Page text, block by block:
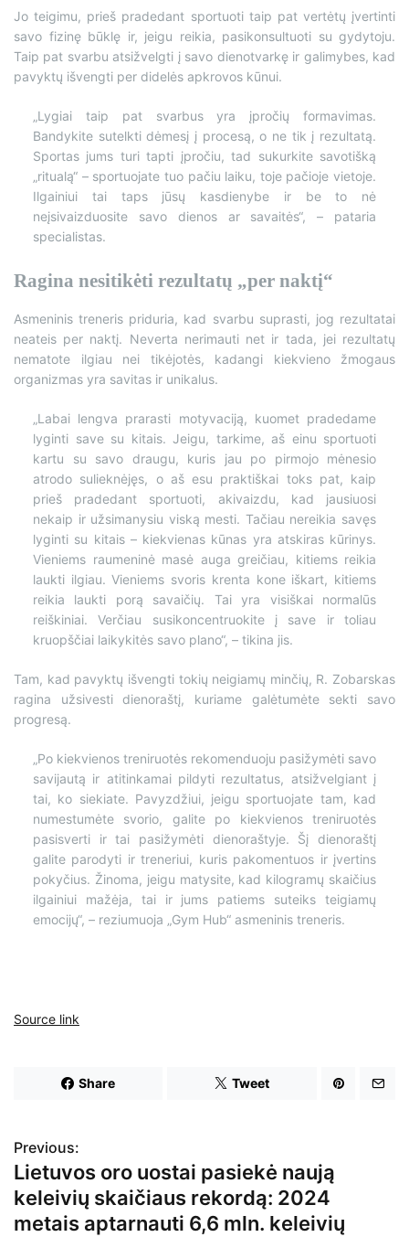
Jo teigimu, prieš pradedant sportuoti taip pat vertėtų įvertinti
savo fizinę būklę ir, jeigu reikia, pasikonsultuoti su gydytoju.
Taip pat svarbu atsižvelgti į savo dienotvarkę ir galimybes, kad
pavyktų išvengti per didelės apkrovos kūnui.
„Lygiai taip pat svarbus yra įpročių formavimas.
Bandykite sutelkti dėmesį į procesą, o ne tik į rezultatą.
Sportas jums turi tapti įpročiu, tad sukurkite savotišką
„ritualą“ – sportuojate tuo pačiu laiku, toje pačioje vietoje.
Ilgainiui tai taps jūsų kasdienybe ir be to nė
neįsivaizduosite savo dienos ar savaitės“, – pataria
specialistas.
Ragina nesitikėti rezultatų „per naktį“
Asmeninis treneris priduria, kad svarbu suprasti, jog rezultatai
neateis per naktį. Neverta nerimauti net ir tada, jei rezultatų
nematote ilgiau nei tikėjotės, kadangi kiekvieno žmogaus
organizmas yra savitas ir unikalus.
„Labai lengva prarasti motyvaciją, kuomet pradedame
lyginti save su kitais. Jeigu, tarkime, aš einu sportuoti
kartu su savo draugu, kuris jau po pirmojo mėnesio
atrodo sulieknėjęs, o aš esu praktiškai toks pat, kaip
prieš pradedant sportuoti, akivaizdu, kad jausiuosi
nekaip ir užsimanysiu viską mesti. Tačiau nereikia savęs
lyginti su kitais – kiekvienas kūnas yra atskiras kūrinys.
Vieniems raumeninė masė auga greičiau, kitiems reikia
laukti ilgiau. Vieniems svoris krenta kone iškart, kitiems
reikia laukti porą savaičių. Tai yra visiškai normalūs
reiškiniai. Verčiau susikoncentruokite į save ir toliau
kruopščiai laikykitės savo plano“, – tikina jis.
Tam, kad pavyktų išvengti tokių neigiamų minčių, R. Zobarskas
ragina užsivesti dienoraštį, kuriame galėtumėte sekti savo
progresą.
„Po kiekvienos treniruotės rekomenduoju pasižymėti savo
savijautą ir atitinkamai pildyti rezultatus, atsižvelgiant į
tai, ko siekiate. Pavyzdžiui, jeigu sportuojate tam, kad
numestumėte svorio, galite po kiekvienos treniruotės
pasisverti ir tai pasižymėti dienoraštyje. Šį dienoraštį
galite parodyti ir treneriui, kuris pakomentuos ir įvertins
pokyčius. Žinoma, jeigu matysite, kad kilogramų skaičius
ilgainiui mažėja, tai ir jums patiems suteiks teigiamų
emocijų“, – reziumuoja „Gym Hub“ asmeninis treneris.
Source link
Share Tweet
N
a
v
Previous:
Lietuvos oro uostai pasiekė naują
keleivių skaičiaus rekordą: 2024
metais aptarnauti 6,6 mln. keleivių